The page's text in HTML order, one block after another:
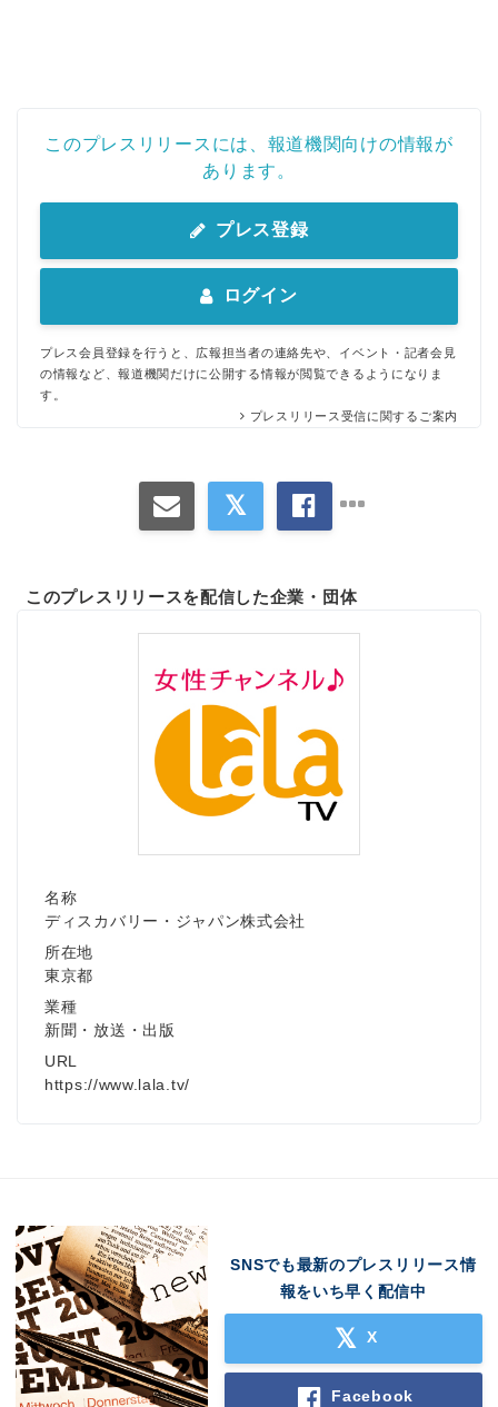
このプレスリリースには、報道機関向けの情報が
あります。
プレス登録
ログイン
プレス会員登録を行うと、広報担当者の連絡先や、イベント・記者会見
の情報など、報道機関だけに公開する情報が閲覧できるようになりま
す。
プレスリリース受信に関するご案内
このプレスリリースを配信した企業・団体
名称
ディスカバリー・ジャパン株式会社
所在地
東京都
業種
新聞・放送・出版
URL
https://www.lala.tv/
SNSでも最新のプレスリリース情
報をいち早く配信中
X
Facebook
Japanese